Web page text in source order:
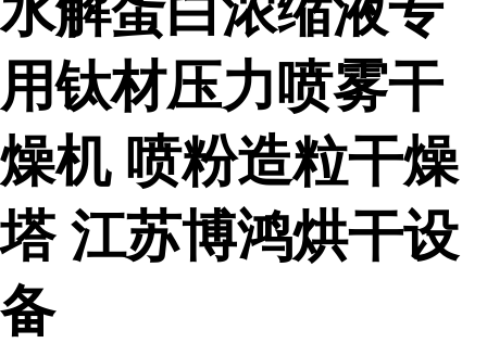
用钛材压力喷雾干
燥机 喷粉造粒干燥
塔 江苏博鸿烘干设
备